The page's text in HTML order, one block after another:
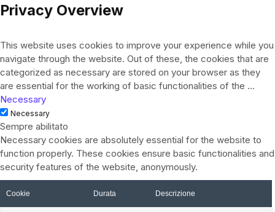
Privacy Overview
This website uses cookies to improve your experience while you
navigate through the website. Out of these, the cookies that are
categorized as necessary are stored on your browser as they
are essential for the working of basic functionalities of the ...
Necessary
Necessary
Sempre abilitato
Necessary cookies are absolutely essential for the website to
function properly. These cookies ensure basic functionalities and
security features of the website, anonymously.
Cookie Durata Descrizione